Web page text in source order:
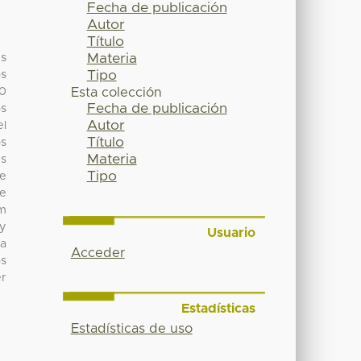
Fecha de publicación
Autor
Título
Materia
Tipo
Esta colección
Fecha de publicación
Autor
Título
Materia
Tipo
Usuario
Acceder
Estadísticas
Estadísticas de uso